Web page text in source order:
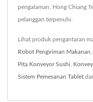
pengalaman, Hong Chiang
pelanggan terpenuhi.
Lihat produk pengantaran
Robot Pengiriman Makanan
Pita Konveyor Sushi
Sistem Pemesanan Tablet